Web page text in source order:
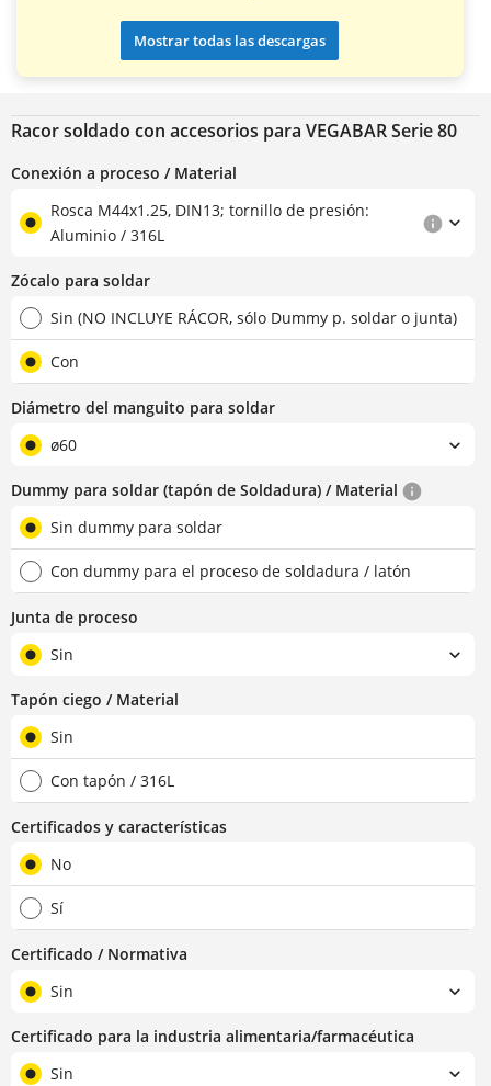
Mostrar todas las descargas
Racor soldado con accesorios para VEGABAR Serie 80
Conexión a proceso / Material
Rosca M44x1.25, DIN13; tornillo de presión:
Aluminio / 316L
Zócalo para soldar
Sin (NO INCLUYE RÁCOR, sólo Dummy p. soldar o junta)
Con
Diámetro del manguito para soldar
ø60
Dummy para soldar (tapón de Soldadura) / Material
Sin dummy para soldar
Con dummy para el proceso de soldadura / latón
Junta de proceso
Sin
Tapón ciego / Material
Sin
Con tapón / 316L
Certificados y características
No
Sí
Certificado / Normativa
Sin
Certificado para la industria alimentaria/farmacéutica
Sin